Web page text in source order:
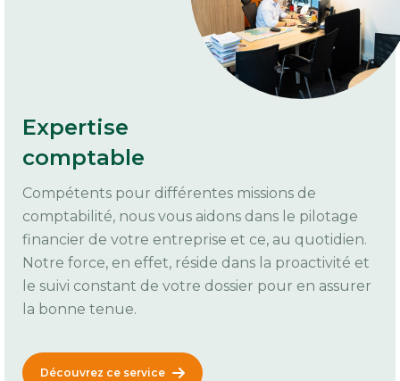
Expertise
comptable
Compétents pour différentes missions de
comptabilité, nous vous aidons dans le pilotage
financier de votre entreprise et ce, au quotidien.
Notre force, en effet, réside dans la proactivité et
le suivi constant de votre dossier pour en assurer
la bonne tenue.
Découvrez ce service